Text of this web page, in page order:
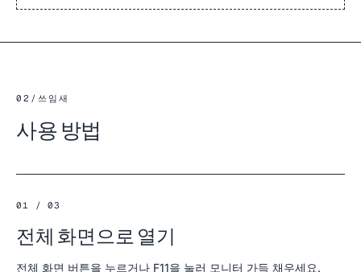
02 / 쓰임새
사용 방법
01 / 03
전체 화면으로 열기
전체 화면 버튼을 누르거나 F11을 눌러 모니터 가득 채우세요.